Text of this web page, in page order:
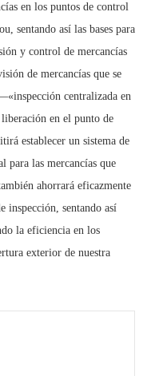
en los puntos de control
sentando así las bases para
y control de mercancías
de mercancías que se
centralizada en
en el punto de
establecer un sistema de
para las mercancías que
ahorrará eficazmente
inspección, sentando así
la eficiencia en los
exterior de nuestra